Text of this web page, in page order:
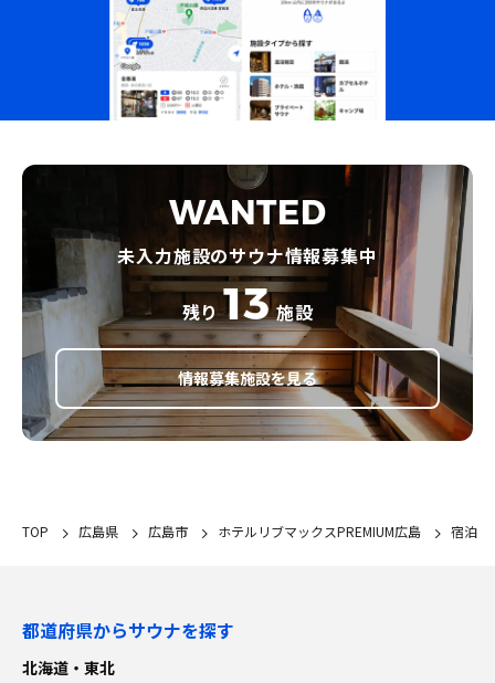
WANTED
未入力施設のサウナ情報募集中
残り 13 施設
情報募集施設を見る
TOP 広島県 広島市 ホテルリブマックスPREMIUM広島 宿泊
都道府県からサウナを探す
北海道・東北